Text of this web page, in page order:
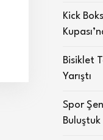
Kick
Bisiklet
Yarıştı
Spor
Buluştuk